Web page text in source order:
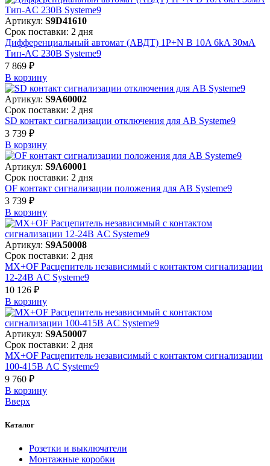
Артикул: S9D41610
Срок поставки: 2 дня
Дифференциальный автомат (АВДТ) 1P+N B 10A 6kA 30мА
Тип-AC 230В Systeme9
7 869 ₽
В корзинy
Артикул: S9A60002
Срок поставки: 2 дня
SD контакт сигнализации отключения для АВ Systeme9
3 739 ₽
В корзинy
Артикул: S9A60001
Срок поставки: 2 дня
OF контакт сигнализации положения для АВ Systeme9
3 739 ₽
В корзинy
Артикул: S9A50008
Срок поставки: 2 дня
MX+OF Расцепитель независимый с контактом сигнализации
12-24В AC Systeme9
10 126 ₽
В корзинy
Артикул: S9A50007
Срок поставки: 2 дня
MX+OF Расцепитель независимый с контактом сигнализации
100-415В AC Systeme9
9 760 ₽
В корзинy
Вверх
Каталог
Розетки и выключатели
Монтажные коробки